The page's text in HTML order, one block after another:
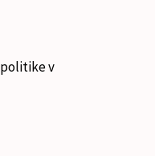
politike v